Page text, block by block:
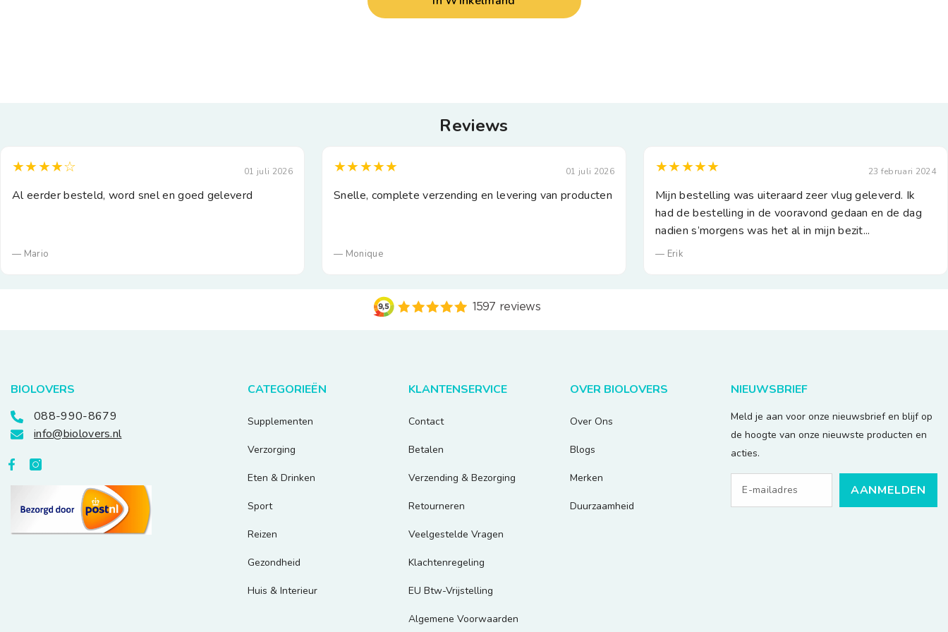
Reviews
★★★★☆ 01 juli 2026
Al eerder besteld, word snel en goed geleverd
— Mario
★★★★★ 01 juli 2026
Snelle, complete verzending en levering van producten
— Monique
★★★★★ 23 februari 2024
Mijn bestelling was uiteraard zeer vlug geleverd. Ik
had de bestelling in de vooravond gedaan en de dag
nadien s’morgens was het al in mijn bezit...
— Erik
BIOLOVERS
088-990-8679
info@biolovers.nl
CATEGORIEËN
Supplementen
Verzorging
Eten & Drinken
Sport
Reizen
Gezondheid
Huis & Interieur
KLANTENSERVICE
Contact
Betalen
Verzending & Bezorging
Retourneren
Veelgestelde Vragen
Klachtenregeling
EU Btw-Vrijstelling
Algemene Voorwaarden
OVER BIOLOVERS
Over Ons
Blogs
Merken
Duurzaamheid
NIEUWSBRIEF
Meld je aan voor onze nieuwsbrief en blijf op
de hoogte van onze nieuwste producten en
acties.
AANMELDEN